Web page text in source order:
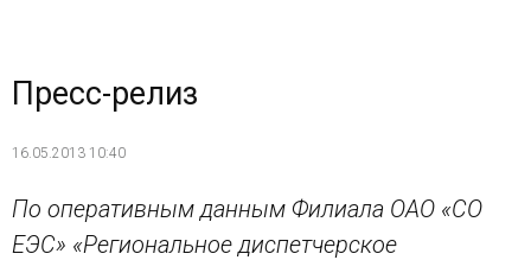
Пресс-релиз
16.05.2013 10:40
По оперативным данным Филиала ОАО «СО
ЕЭС» «Региональное диспетчерское